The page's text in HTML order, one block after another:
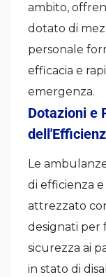
ambito,
dotato di
personale
efficacia e
emergenza.
Dotazioni e
Le
di efficienza
attrezzato
designati per
sicurezza ai
in stato di